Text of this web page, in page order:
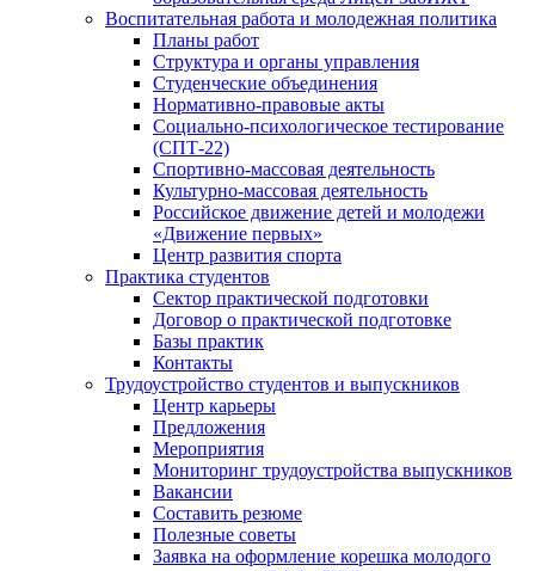
Воспитательная работа и молодежная политика
Планы работ
Структура и органы управления
Студенческие объединения
Нормативно-правовые акты
Социально-психологическое тестирование
(СПТ-22)
Спортивно-массовая деятельность
Культурно-массовая деятельность
Российское движение детей и молодежи
«Движение первых»
Центр развития спорта
Практика студентов
Сектор практической подготовки
Договор о практической подготовке
Базы практик
Контакты
Трудоустройство студентов и выпускников
Центр карьеры
Предложения
Мероприятия
Мониторинг трудоустройства выпускников
Вакансии
Составить резюме
Полезные советы
Заявка на оформление корешка молодого